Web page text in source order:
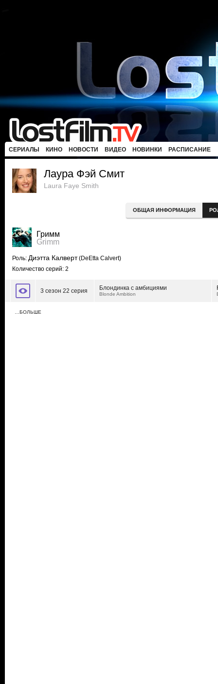
СЕРИАЛЫ КИНО НОВОСТИ ВИДЕО НОВИНКИ РАСПИСАНИЕ
Лаура Фэй Смит
Laura Faye Smith
ОБЩАЯ ИНФОРМАЦИЯ
Гримм
Grimm
Роль: Диэтта Калверт(DeEtta Calvert)
Количество серий: 2
3 сезон 22 серия Блондинка с амбициями
Blonde Ambition
…БОЛЬШЕ